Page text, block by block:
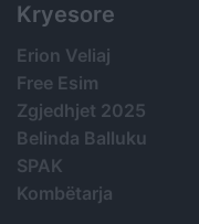
Kryesore
Erion Veliaj
Free Esim
Zgjedhjet 2025
Belinda Balluku
SPAK
Kombëtarja